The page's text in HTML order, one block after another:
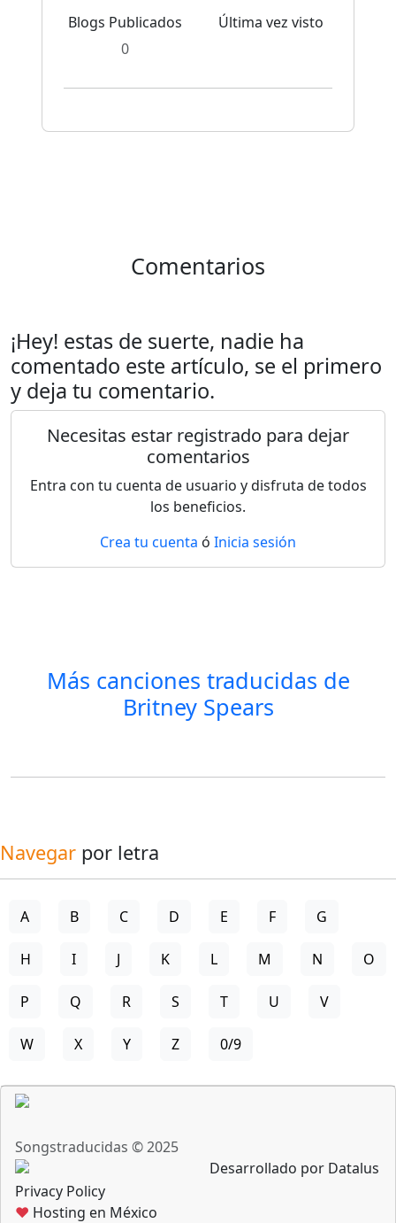
Blogs Publicados
0
Última vez visto
Comentarios
¡Hey! estas de suerte, nadie ha
comentado este artículo, se el primero
y deja tu comentario.
Necesitas estar registrado para dejar
comentarios
Entra con tu cuenta de usuario y disfruta de todos
los beneficios.
Crea tu cuenta ó Inicia sesión
Más canciones traducidas de
Britney Spears
Navegar por letra
A B C D E F G
H I J K L M N O
P Q R S T U V
W X Y Z 0/9
Songstraducidas © 2025
Desarrollado por Datalus
Privacy Policy
♥ Hosting en México